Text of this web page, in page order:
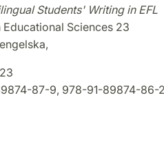
Students' Writing in EFL
Educational Sciences 23
87-9, 978-91-89874-86-